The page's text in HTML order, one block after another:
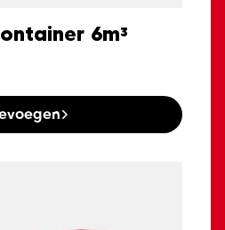
6m³